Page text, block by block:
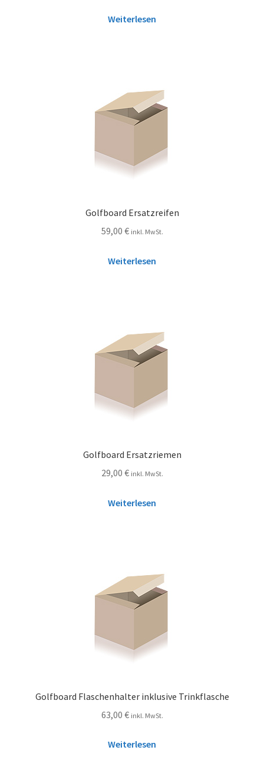
Weiterlesen
Golfboard Ersatzreifen
59,00 € inkl. MwSt.
Weiterlesen
Golfboard Ersatzriemen
29,00 € inkl. MwSt.
Weiterlesen
Golfboard Flaschenhalter inklusive Trinkflasche
63,00 € inkl. MwSt.
Weiterlesen